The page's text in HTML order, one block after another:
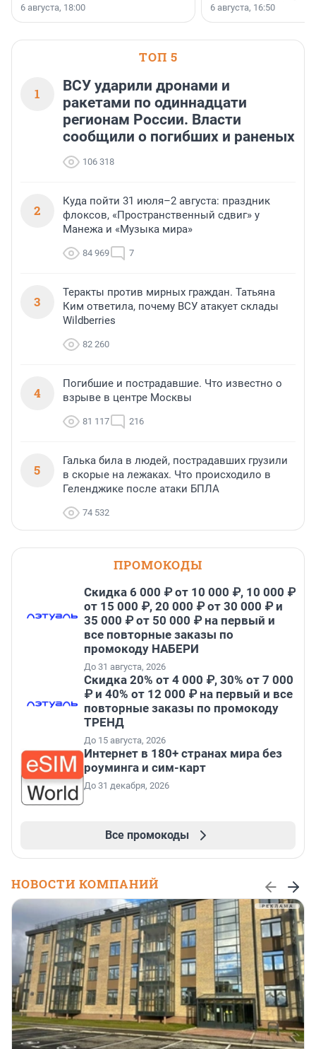
6 августа, 18:00
номинации «Самый
застройщик
области».
6 августа, 16:50
ТОП 5
1
ВСУ ударили дронами и
ракетами по одиннадцати
регионам России. Власти
сообщили о погибших и раненых
106 318
2
Куда пойти 31 июля–2 августа: праздник
флоксов, «Пространственный сдвиг» у
Манежа и «Музыка мира»
84 969 7
3
Теракты против мирных граждан. Татьяна
Ким ответила, почему ВСУ атакует склады
Wildberries
82 260
4
Погибшие и пострадавшие. Что известно о
взрыве в центре Москвы
81 117 216
5
Галька била в людей, пострадавших грузили
в скорые на лежаках. Что происходило в
Геленджике после атаки БПЛА
74 532
ПРОМОКОДЫ
Скидка 6 000 ₽ от 10 000 ₽, 10 000 ₽
от 15 000 ₽, 20 000 ₽ от 30 000 ₽ и
35 000 ₽ от 50 000 ₽ на первый и
все повторные заказы по
промокоду НАБЕРИ
До 31 августа, 2026
Скидка 20% от 4 000 ₽, 30% от 7 000
₽ и 40% от 12 000 ₽ на первый и все
повторные заказы по промокоду
ТРЕНД
До 15 августа, 2026
Интернет в 180+ странах мира без
роуминга и сим-карт
До 31 декабря, 2026
Все промокоды
НОВОСТИ КОМПАНИЙ